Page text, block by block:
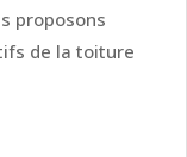
proposons
de la toiture